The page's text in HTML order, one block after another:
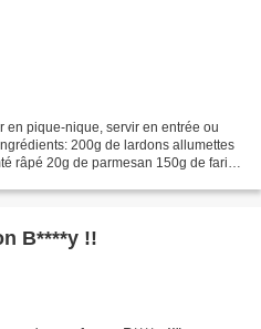
en pique-nique, servir en entrée ou
200g de lardons allumettes
râpé 20g de parmesan 150g de farine
B****y !!